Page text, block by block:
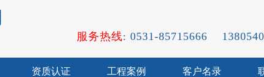
服务热线: 0531-85715666
资质认证 工程案例 客户名录